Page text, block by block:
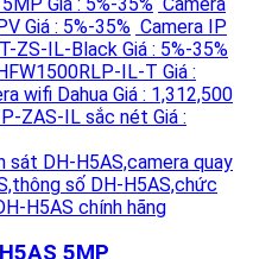
Giá : 5%-35% Camera IP
ZS-IL-Black Giá : 5%-35%
IL-T Giá :
wifi Dahua Giá : 1,312,500
ZAS-IL sắc nét Giá :
5MP